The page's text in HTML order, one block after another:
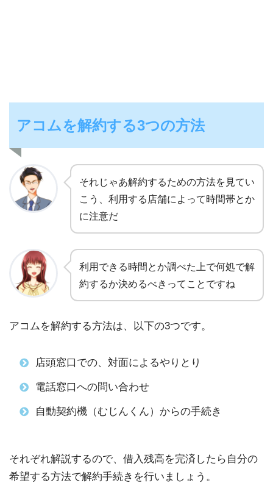
アコムを解約する3つの方法
それじゃあ解約するための方法を見てい
こう、利用する店舗によって時間帯とか
に注意だ
利用できる時間とか調べた上で何処で解
約するか決めるべきってことですね
アコムを解約する方法は、以下の3つです。
店頭窓口での、対面によるやりとり
電話窓口への問い合わせ
自動契約機（むじんくん）からの手続き
それぞれ解説するので、借入残高を完済したら自分の
希望する方法で解約手続きを行いましょう。